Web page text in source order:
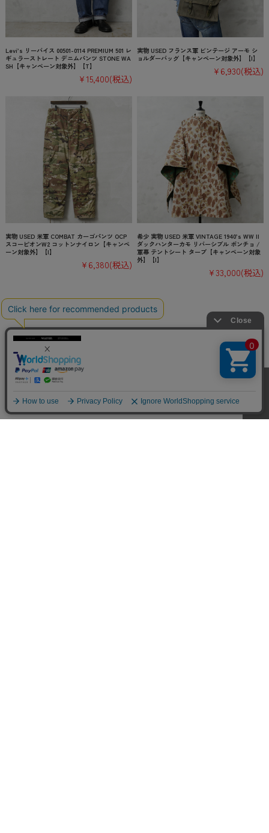
Levi’s リーバイス 00501-0114 PREMIUM 501 レ
ギュラーストレート デニムパンツ STONE WA
SH【キャンペーン対象外】【T】
¥15,400(税込)
実物 USED フランス軍 ビンテージ アーモ シ
ョルダーバッグ【キャンペーン対象外】【I】
¥6,930(税込)
実物 USED 米軍 COMBAT カーゴパンツ OCP
スコーピオンW2 コットンナイロン【キャンペ
ーン対象外】【I】
¥6,380(税込)
希少 実物 USED 米軍 VINTAGE 1940’s WW II
ダックハンターカモ リバーシブル ポンチョ /
軍幕 テントシート タープ【キャンペーン対象
外】【I】
¥33,000(税込)